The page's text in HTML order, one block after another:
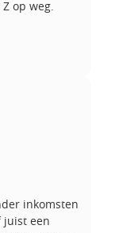
op weg.
inkomsten
juist een